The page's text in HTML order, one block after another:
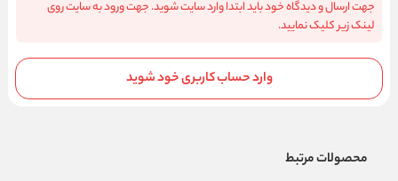
جهت ارسال و دیدگاه خود باید ابتدا وارد سایت شوید. جهت ورود به سایت روی
لینک زیر کلیک نمایید.
وارد حساب کاربری خود شوید
محصولات مرتبط